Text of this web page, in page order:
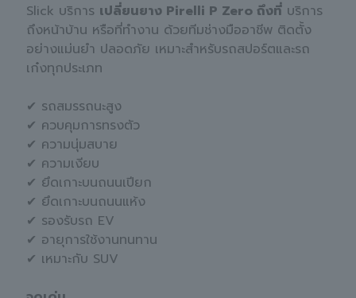
Slick บริการ เปลี่ยนยาง Pirelli P Zero ถึงที่ บริการ
ถึงหน้าบ้าน หรือที่ทำงาน ด้วยทีมช่างมืออาชีพ ติดตั้ง
อย่างแม่นยำ ปลอดภัย เหมาะสำหรับรถสปอร์ตและรถ
เก๋งทุกประเภท
✔ รถสมรรถนะสูง
✔ ควบคุมการทรงตัว
✔ ความนุ่มสบาย
✔ ความเงียบ
✔ ยึดเกาะบนถนนเปียก
✔ ยึดเกาะบนถนนแห้ง
✔ รองรับรถ EV
✔ อายุการใช้งานทนทาน
✔ เหมาะกับ SUV